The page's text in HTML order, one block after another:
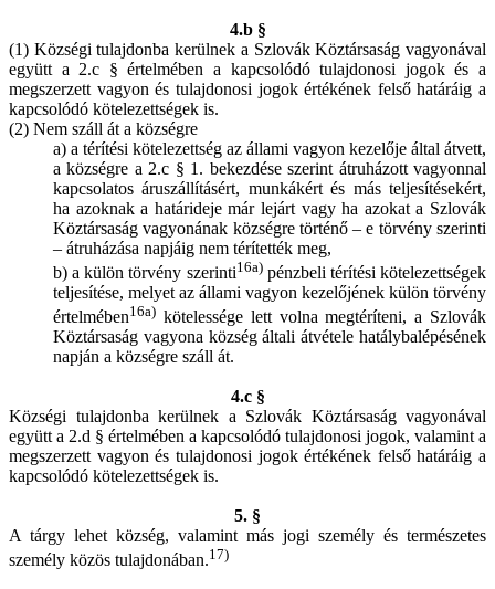
4.b §
(1) Községi tulajdonba kerülnek a Szlovák Köztársaság vagyonával
együtt a 2.c § értelmében a kapcsolódó tulajdonosi jogok és a
megszerzett vagyon és tulajdonosi jogok értékének felső határáig a
kapcsolódó kötelezettségek is.
(2) Nem száll át a községre
a) a térítési kötelezettség az állami vagyon kezelője által átvett,
a községre a 2.c § 1. bekezdése szerint átruházott vagyonnal
kapcsolatos áruszállításért, munkákért és más teljesítésekért,
ha azoknak a határideje már lejárt vagy ha azokat a Szlovák
Köztársaság vagyonának községre történő – e törvény szerinti
– átruházása napjáig nem térítették meg,
b) a külön törvény szerinti16a)pénzbeli térítési kötelezettségek
teljesítése, melyet az állami vagyon kezelőjének külön törvény
értelmében16a) kötelessége lett volna megtéríteni, a Szlovák
Köztársaság vagyona község általi átvétele hatálybalépésének
napján a községre száll át.
4.c §
Községi tulajdonba kerülnek a Szlovák Köztársaság vagyonával
együtt a 2.d § értelmében a kapcsolódó tulajdonosi jogok, valamint a
megszerzett vagyon és tulajdonosi jogok értékének felső határáig a
kapcsolódó kötelezettségek is.
5. §
A tárgy lehet község, valamint más jogi személy és természetes
személy közös tulajdonában.17)